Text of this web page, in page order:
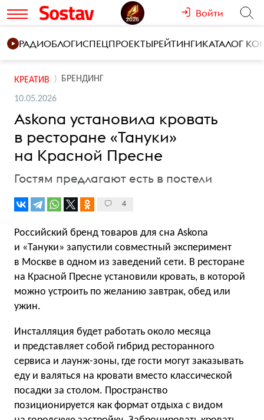
Войти
РАДИОБЛОГИСПЕЦПРОЕКТЫРЕЙТИНГИКАТАЛОГ
КРЕАТИВ БРЕНДИНГ
10.05.2026
Askona установила кровать
в ресторане «Тануки»
на Красной Пресне
Гостям предлагают есть в постели
4
Российский бренд товаров для сна Askona
и «Тануки» запустили совместный эксперимент
в Москве в одном из заведений сети. В ресторане
на Красной Пресне установили кровать, в которой
можно устроить по желанию завтрак, обед или
ужин.
Инсталляция будет работать около месяца
и представляет собой гибрид ресторанного
сервиса и лаунж-зоны, где гости могут заказывать
еду и валяться на кровати вместо классической
посадки за столом. Пространство
позиционируется как формат отдыха с видом